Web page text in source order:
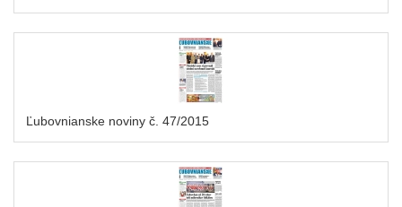
Ľubovnianske noviny č. 47/2015